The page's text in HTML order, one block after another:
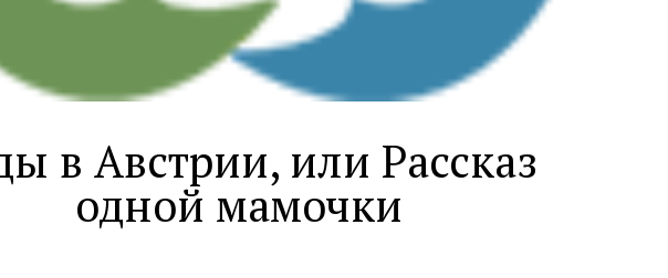
в Австрии, или Рассказ
одной мамочки